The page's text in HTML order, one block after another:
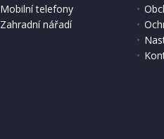
Mobilní telefony
Zahradní nářadí